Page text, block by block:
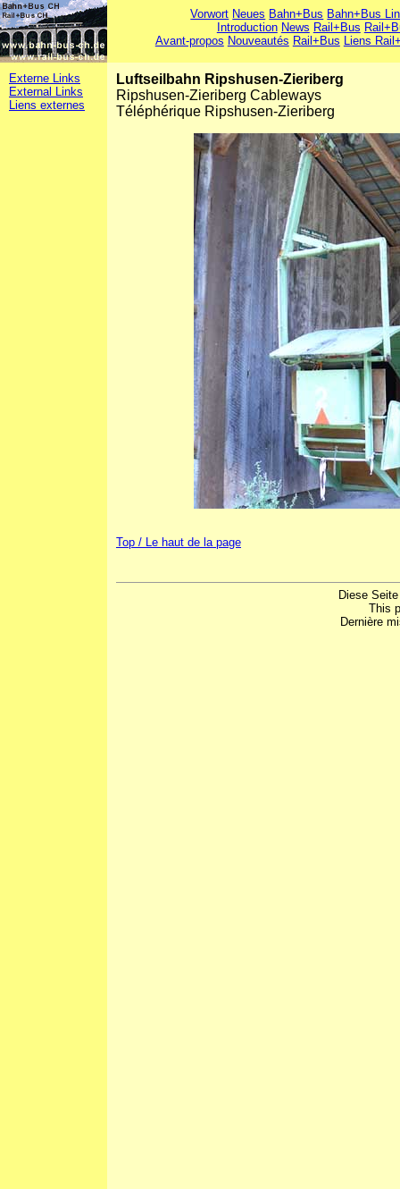
Vorwort Neues Bahn+Bus Bahn+Bus
Introduction News Rail+Bus
Avant-propos Nouveautés Rail+Bus Liens
Externe Links
External Links
Liens externes
Luftseilbahn Ripshusen-Zieriberg
Ripshusen-Zieriberg Cableways
Téléphérique Ripshusen-Zieriberg
Top / Le haut de la page
Diese
This
Dernière